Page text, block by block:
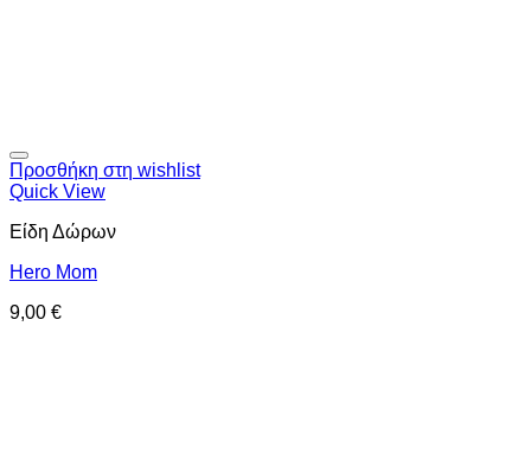
Προσθήκη στη wishlist
Quick View
Είδη Δώρων
Hero Mom
9,00 €